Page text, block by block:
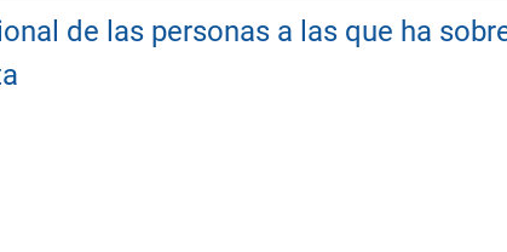
de las personas a las que ha